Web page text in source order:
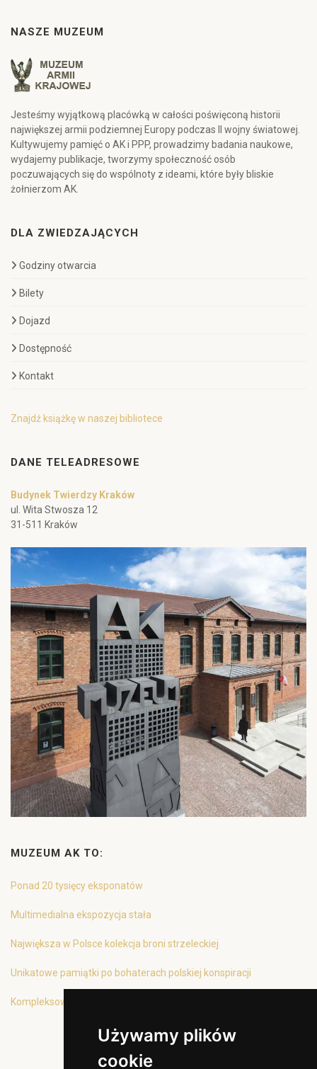
Używamy plików
cookie
NASZE MUZEUM
Jesteśmy wyjątkową placówką w całości poświęconą historii
największej armii podziemnej Europy podczas II wojny światowej.
Kultywujemy pamięć o AK i PPP, prowadzimy badania naukowe,
wydajemy publikacje, tworzymy społeczność osób
poczuwających się do wspólnoty z ideami, które były bliskie
żołnierzom AK.
DLA ZWIEDZAJĄCYCH
Godziny otwarcia
Bilety
Dojazd
Dostępność
Kontakt
Znajdź książkę w naszej bibliotece
DANE TELEADRESOWE
Budynek Twierdzy Kraków
ul. Wita Stwosza 12
31-511 Kraków
MUZEUM AK TO:
Ponad 20 tysięcy eksponatów
Multimedialna ekspozycja stała
Największa w Polsce kolekcja broni strzeleckiej
Unikatowe pamiątki po bohaterach polskiej konspiracji
Kompleksowa oferta edukacyjna